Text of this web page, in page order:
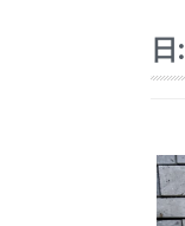
日: